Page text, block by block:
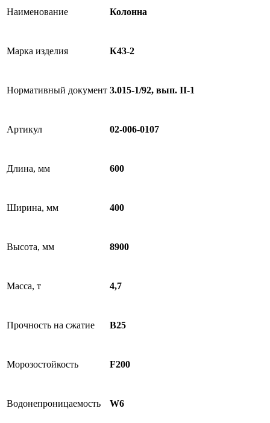
Наименование Колонна
Марка изделия К43-2
Нормативный документ 3.015-1/92, вып. II-1
Артикул 02-006-0107
Длина, мм 600
Ширина, мм 400
Высота, мм 8900
Масса, т 4,7
Прочность на сжатие B25
Морозостойкость F200
Водонепроницаемость W6